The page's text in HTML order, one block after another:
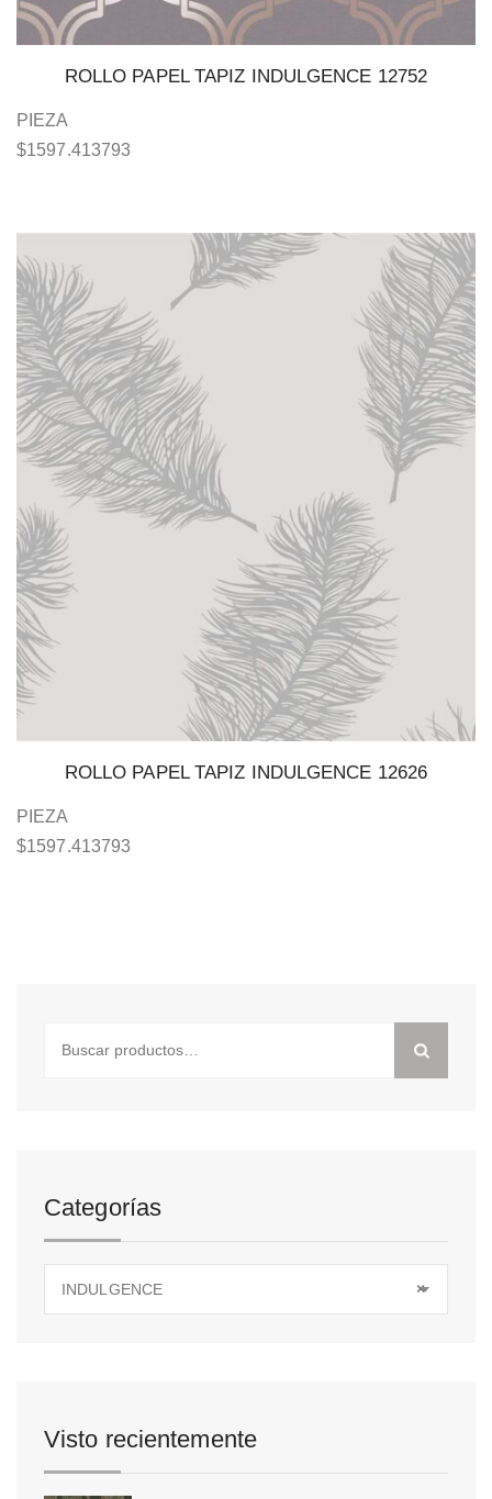
ROLLO PAPEL TAPIZ INDULGENCE 12752
PIEZA
$1597.413793
ROLLO PAPEL TAPIZ INDULGENCE 12626
PIEZA
$1597.413793
Categorías
×
INDULGENCE
Visto recientemente